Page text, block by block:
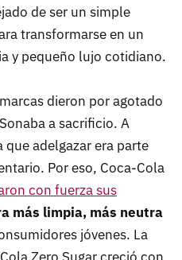
de ser un simple
transformarse en un
y pequeño lujo cotidiano.
dieron por agotado
a sacrificio. A
que adelgazar era parte
Por eso, Coca-Cola
con fuerza sus
más limpia, más neutra
jóvenes. La